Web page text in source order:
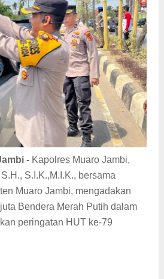
- Kapolres Muaro Jambi,
S.I.K.,M.I.K., bersama
Muaro Jambi, mengadakan
Bendera Merah Putih dalam
peringatan HUT ke-79